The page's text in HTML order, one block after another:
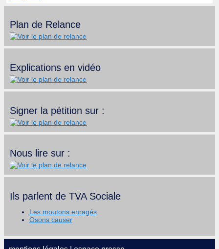
Plan de Relance
Explications en vidéo
Signer la pétition sur :
Nous lire sur :
Ils parlent de TVA Sociale
Les moutons enragés
Osons causer